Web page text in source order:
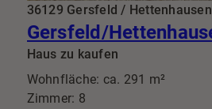
36129 Gersfeld / Hettenhausen
Haus zu kaufen
Wohnfläche: ca. 291 m²
Zimmer: 8